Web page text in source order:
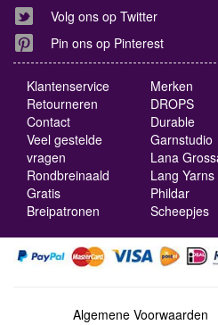
Volg ons op Twitter
Pin ons op Pinterest
Klantenservice
Retourneren
Contact
Veel gestelde
vragen
Rondbreinaald
Gratis
Breipatronen
Merken
DROPS
Durable
Garnstudio
Lana
Lang Yarns
Phildar
Scheepjes
Algemene Voorwaarden